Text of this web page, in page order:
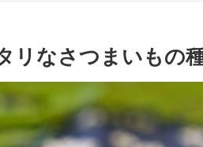
リなさつまいもの